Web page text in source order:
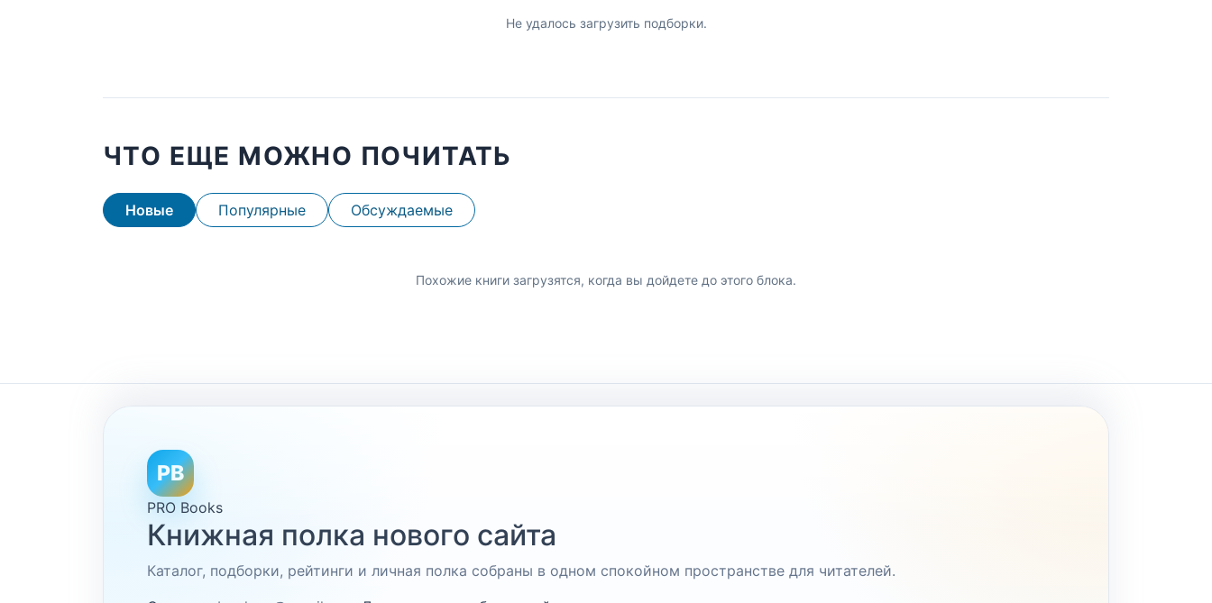
Не удалось загрузить подборки.
ЧТО ЕЩЕ МОЖНО ПОЧИТАТЬ
Новые Популярные Обсуждаемые
Похожие книги загрузятся, когда вы дойдете до этого блока.
PB
PRO Books
Книжная полка нового сайта
Каталог, подборки, рейтинги и личная полка собраны в одном спокойном пространстве для читателей.